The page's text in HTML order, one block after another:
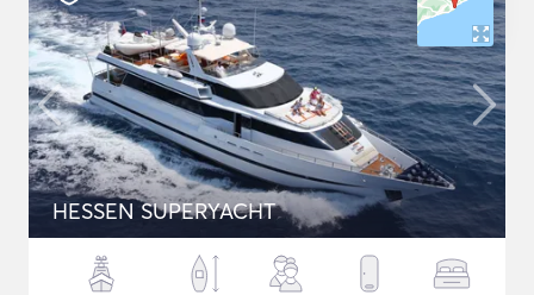
HESSEN SUPERYACHT